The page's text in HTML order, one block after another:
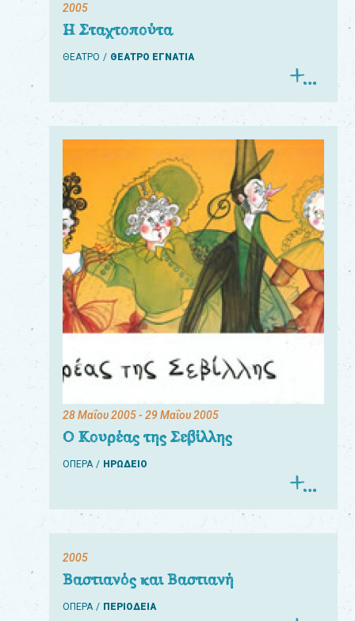
2005
Η Σταχτοπούτα
ΘΕΑΤΡΟ ΘΕΑΤΡΟ ΕΓΝΑΤΙΑ
28 Μαΐου 2005- 29 Μαΐου 2005
Ο Κουρέας της Σεβίλλης
ΟΠΕΡΑ ΗΡΩΔΕΙΟ
2005
Βαστιανός και Βαστιανή
ΟΠΕΡΑ ΠΕΡΙΟΔΕΙΑ